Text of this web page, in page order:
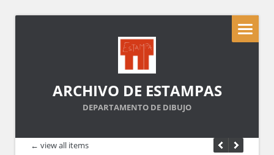
ARCHIVO DE ESTAMPAS
DEPARTAMENTO DE DIBUJO
← view all items